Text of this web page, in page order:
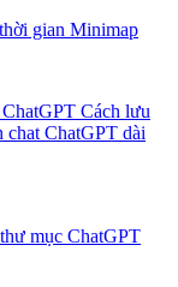
gian Minimap
ChatGPT Cách lưu
chat ChatGPT dài
mục ChatGPT